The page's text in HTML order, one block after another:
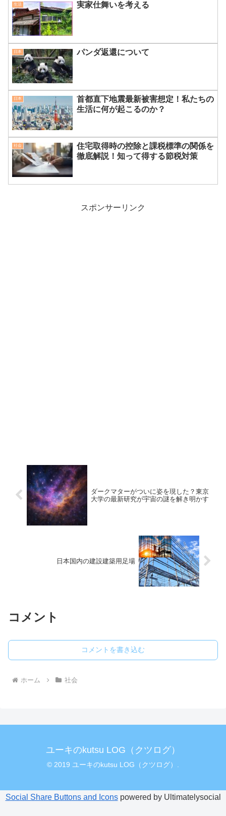
生活 実家仕舞いを考える
日本 パンダ返還について
日本
首都直下地震最新被害想定！私たちの
生活に何が起こるのか？
社会
住宅取得時の控除と課税標準の関係を
徹底解説！知って得する節税対策
スポンサーリンク
ダークマターがついに姿を現した？東京
大学の最新研究が宇宙の謎を解き明かす
日本国内の建設建築用足場
コメント
コメントを書き込む
ホーム 社会
ユーキのkutsu LOG（クツログ）
© 2019 ユーキのkutsu LOG（クツログ）.
Social Share Buttons and Iconspowered by Ultimatelysocial